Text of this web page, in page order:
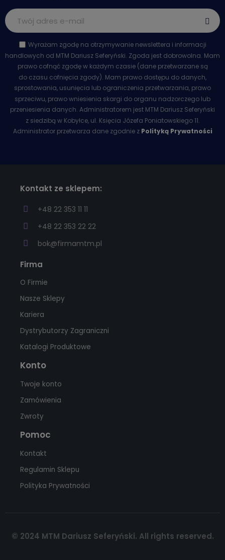
Wyrażam zgodę na otrzymywanie newslettera i informacji
handlowych od MTM Dariusz Seferyński. Zgoda jest dobrowolna. Mam
prawo cofnąć zgodę w każdym czasie (dane przetwarzane są
do czasu cofnięcia zgody). Mam prawo dostępu do danych,
sprostowania, usunięcia lub ograniczenia przetwarzania, prawo
sprzeciwu, prawo wniesienia skargi do organu nadzorczego lub
przeniesienia danych. Administratorem jest MTM Dariusz Seferyński
z siedzibą w Kobyłce, ul. Księcia Józefa Poniatowskiego 11.
Administrator przetwarza dane zgodnie z Polityką Prywatności
Kontakt ze sklepem:
+48 22 353 11 11
+48 22 353 22 22
bok@firmamtm.pl
Firma
O Firmie
Nasze Sklepy
Kariera
Dystrybutorzy Zagraniczni
Katalogi Produktowe
Konto
Twoje konto
Zamówienia
Zwroty
Pomoc
Kontakt
Regulamin Sklepu
Polityka Prywatności
© 2024 MTM Dariusz Seferyński. All rights reserved.